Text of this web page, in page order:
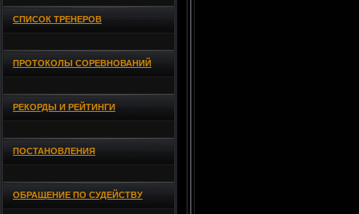
СПИСОК ТРЕНЕРОВ
ПРОТОКОЛЫ СОРЕВНОВАНИЙ
РЕКОРДЫ И РЕЙТИНГИ
ПОСТАНОВЛЕНИЯ
ОБРАЩЕНИЕ ПО СУДЕЙСТВУ